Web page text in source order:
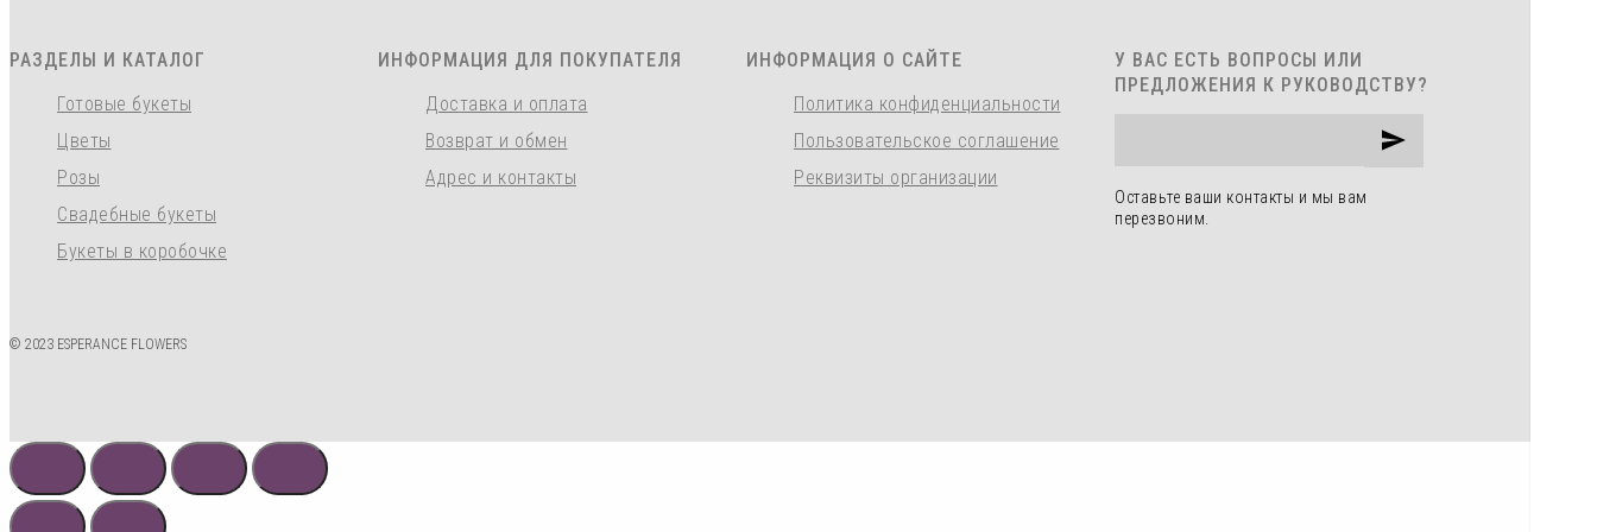
РАЗДЕЛЫ И КАТАЛОГ
Готовые букеты
Цветы
Розы
Свадебные букеты
Букеты в коробочке
ИНФОРМАЦИЯ ДЛЯ ПОКУПАТЕЛЯ
Доставка и оплата
Возврат и обмен
Адрес и контакты
ИНФОРМАЦИЯ О САЙТЕ
Политика конфиденциальности
Пользовательское соглашение
Реквизиты организации
У ВАС ЕСТЬ ВОПРОСЫ ИЛИ
ПРЕДЛОЖЕНИЯ К РУКОВОДСТВУ?
Оставьте ваши контакты и мы вам
перезвоним.
© 2023 ESPERANCE FLOWERS